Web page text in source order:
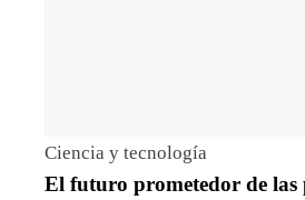
Ciencia y tecnología
El futuro prometedor de las